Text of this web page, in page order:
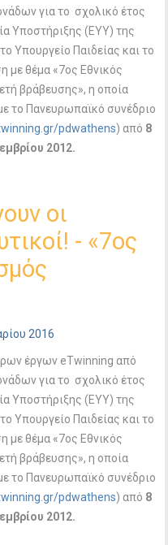
για το σχολικό έτος
Υποστήριξης (ΕΥΥ) της
Υπουργείο Παιδείας και το
με θέμα «7ος Εθνικός
βράβευσης», η οποία
το Πανευρωπαϊκό συνέδριο
pdwathens) από 8
2012.
οι
- «7ος
2016
έργων eTwinning από
για το σχολικό έτος
Υποστήριξης (ΕΥΥ) της
Υπουργείο Παιδείας και το
με θέμα «7ος Εθνικός
βράβευσης», η οποία
το Πανευρωπαϊκό συνέδριο
pdwathens) από 8
2012.